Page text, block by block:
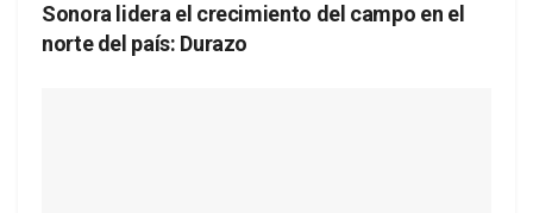
Sonora lidera el crecimiento del campo en el
norte del país: Durazo